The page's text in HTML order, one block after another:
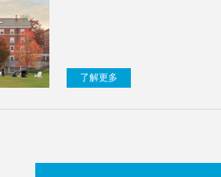
了解更多